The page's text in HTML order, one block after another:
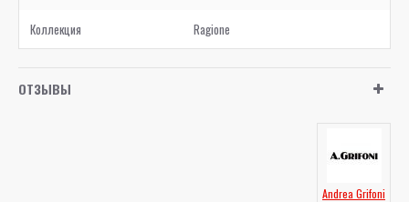
Коллекция Ragione
ОТЗЫВЫ
Andrea Grifoni